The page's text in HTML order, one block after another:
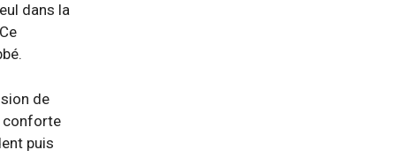
dans la
de
conforte
puis